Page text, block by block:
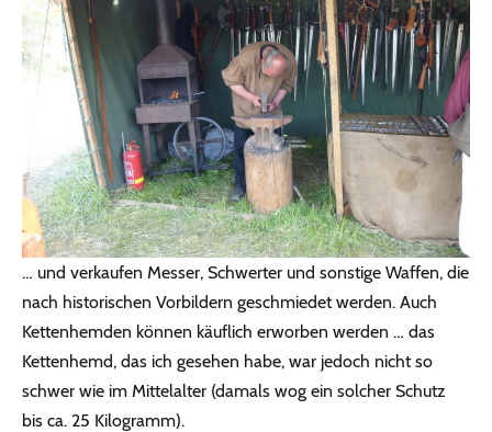
… und verkaufen Messer, Schwerter und sonstige Waffen, die
nach historischen Vorbildern geschmiedet werden. Auch
Kettenhemden können käuflich erworben werden … das
Kettenhemd, das ich gesehen habe, war jedoch nicht so
schwer wie im Mittelalter (damals wog ein solcher Schutz
bis ca. 25 Kilogramm).